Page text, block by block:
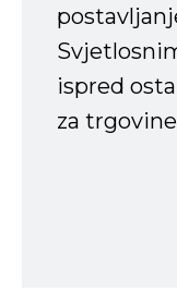
ispred
za